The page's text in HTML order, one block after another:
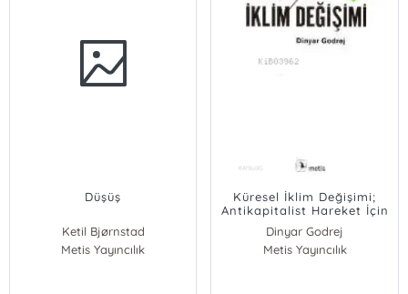
Düşüş
Ketil Bjørnstad
Metis Yayıncılık
Küresel İklim Değişimi;
Antikapitalist Hareket İçin
Kılavuzlar- 4
Dinyar Godrej
Metis Yayıncılık